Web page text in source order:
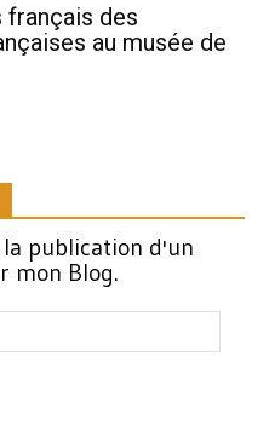
français des
au musée de
publication d'un
mon Blog.